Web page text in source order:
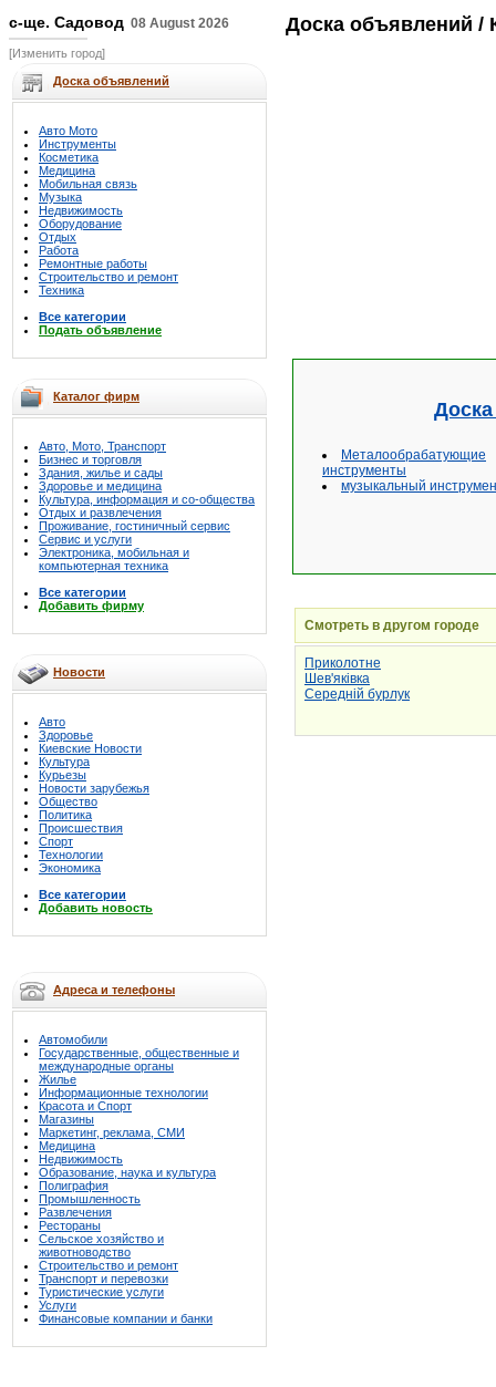
с-ще. Садовод 08 August 2026
[Изменить город]
Доска объявлений /
Доска объявлений
Авто Мото
Инструменты
Косметика
Медицина
Мобильная связь
Музыка
Недвижимость
Оборудование
Отдых
Работа
Ремонтные работы
Строительство и ремонт
Техника
Все категории
Подать объявление
Каталог фирм
Авто, Мото, Транспорт
Бизнес и торговля
Здания, жилье и сады
Здоровье и медицина
Культура, информация и со-общества
Отдых и развлечения
Проживание, гостиничный сервис
Сервис и услуги
Электроника, мобильная и
компьютерная техника
Все категории
Добавить фирму
Новости
Авто
Здоровье
Киевские Новости
Культура
Курьезы
Новости зарубежья
Общество
Политика
Происшествия
Спорт
Технологии
Экономика
Все категории
Добавить новость
Адреса и телефоны
Автомобили
Государственные, общественные и
международные органы
Жилье
Информационные технологии
Красота и Спорт
Магазины
Маркетинг, реклама, СМИ
Медицина
Недвижимость
Образование, наука и культура
Полиграфия
Промышленность
Развлечения
Рестораны
Сельское хозяйство и
животноводство
Строительство и ремонт
Транспорт и перевозки
Туристические услуги
Услуги
Финансовые компании и банки
Металообрабатующие
инструменты
музыкальный
Смотреть в другом городе
Приколотне
Шев'яківка
Середній бурлук